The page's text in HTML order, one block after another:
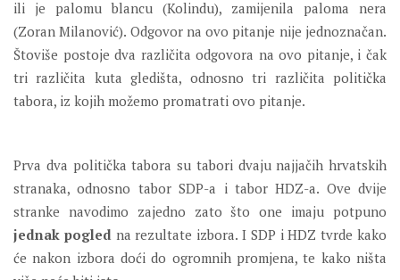
ili je palomu blancu (Kolindu), zamijenila paloma nera
(Zoran Milanović). Odgovor na ovo pitanje nije jednoznačan.
Štoviše postoje dva različita odgovora na ovo pitanje, i čak
tri različita kuta gledišta, odnosno tri različita politička
tabora, iz kojih možemo promatrati ovo pitanje.
Prva dva politička tabora su tabori dvaju najjačih hrvatskih
stranaka, odnosno tabor SDP-a i tabor HDZ-a. Ove dvije
stranke navodimo zajedno zato što one imaju potpuno
jednak pogledna rezultate izbora. I SDP i HDZ tvrde kako
će nakon izbora doći do ogromnih promjena, te kako ništa